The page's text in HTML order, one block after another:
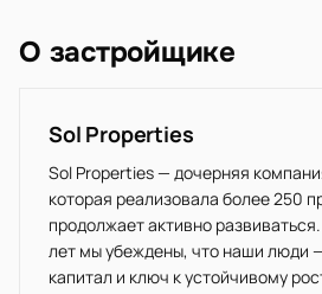
О застройщике
Sol Properties
Sol Properties — дочерняя
которая реализовала более 250
продолжает активно
лет мы убеждены, что наши люди
капитал и ключ к устойчивому